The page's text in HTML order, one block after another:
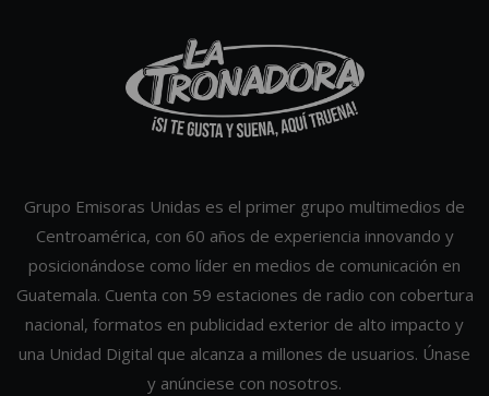
Grupo Emisoras Unidas es el primer grupo multimedios de
Centroamérica, con 60 años de experiencia innovando y
posicionándose como líder en medios de comunicación en
Guatemala. Cuenta con 59 estaciones de radio con cobertura
nacional, formatos en publicidad exterior de alto impacto y
una Unidad Digital que alcanza a millones de usuarios. Únase
y anúnciese con nosotros.